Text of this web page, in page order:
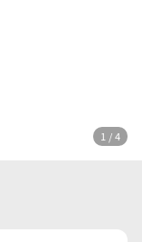
1 / 4